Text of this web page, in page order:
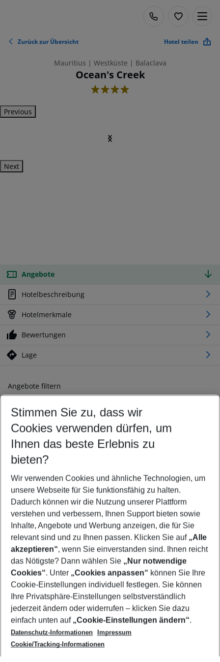
Zurück zur Übersicht Hotel teilen
Mauritius | Westküste | Balaclava
Ocean's Creek
4
Previous
Next
Angebote
Hotelbeschreibung
Hotelmerkmale
Bewertungen
Lage
Angebote filtern
Ändern Sie Ihre Kriterien nach Ihren Wünschen
Abflughafen wählen
Beliebiger Abflughafen
Reisezeitraum wählen
10.08.26– 08.08.27 5-8 Nächte
2 Erwachsene Keine Kinder
Mehr Filter anzeigen
Footer
Footer navigation
Über uns
AGB
Cookie-Einstellungen ändern
Cookie-Richtlinie
Datenschutz
Service & Hilfe
Barrierefreies Reisen
Check-in
Folgen Sie uns
Stimmen Sie zu, dass wir
Cookies verwenden dürfen, um
Ihnen das beste Erlebnis zu
bieten?
Wir verwenden Cookies und ähnliche Technologien, um
unsere Webseite für Sie funktionsfähig zu halten.
Dadurch können wir die Nutzung unserer Plattform
verstehen und verbessern, Ihnen Support bieten sowie
Inhalte, Angebote und Werbung anzeigen, die für Sie
relevant sind und zu Ihnen passen. Klicken Sie auf „Alle
akzeptieren“, wenn Sie einverstanden sind. Ihnen reicht
das Nötigste? Dann wählen Sie „Nur notwendige
Cookies“. Unter „Cookies anpassen“ können Sie Ihre
Cookie-Einstellungen individuell festlegen. Sie können
Ihre Privatsphäre-Einstellungen selbstverständlich
jederzeit ändern oder widerrufen – klicken Sie dazu
einfach unten auf „Cookie-Einstellungen ändern“.
Datenschutz-Informationen
Impressum
Cookie/Tracking-Informationen